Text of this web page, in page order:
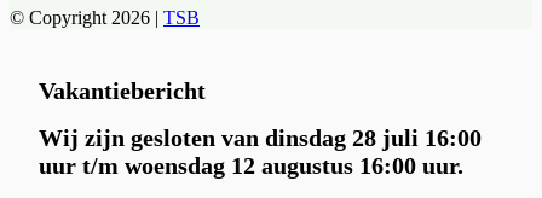
© Copyright 2026 | TSB
Vakantiebericht
Wij zijn gesloten van dinsdag 28 juli 16:00
uur t/m woensdag 12 augustus 16:00 uur.